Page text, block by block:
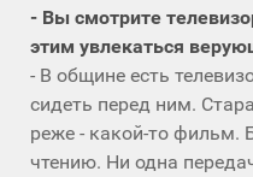
- Вы смотрите
этим увлекаться
- В общине есть
сидеть перед ним.
реже - какой-то
чтению. Ни одна